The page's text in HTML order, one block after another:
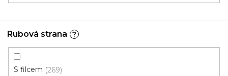
Rubová strana ?
S filcem 269
PVC podlaha INOTEX 33-52 *
Skladem, ihned k odeslání
359 Kč / m2